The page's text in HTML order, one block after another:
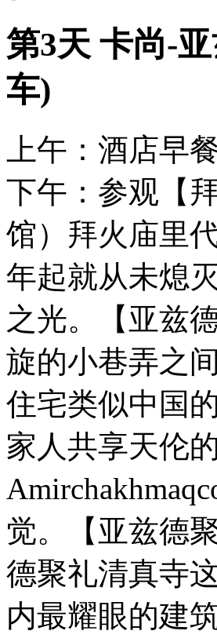
第3天 卡尚-
车)
上午：酒店早
下午：参观【
馆）拜火庙里
年起就从未熄
之光。【亚兹
旋的⼩巷弄之
住宅类似中国
家⼈共享天伦
觉。【亚兹德
德聚礼清真寺
内最耀眼的建